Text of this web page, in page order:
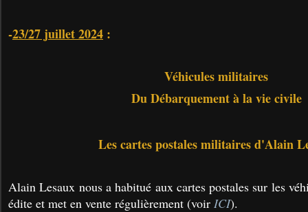
-23/27 juillet 2024 :
Véhicules militaires
Du Débarquement à la vie civile
Les cartes postales militaires d'Alain
Alain Lesaux nous a habitué aux cartes postales sur les
édite et met en vente régulièrement (voir ICI).